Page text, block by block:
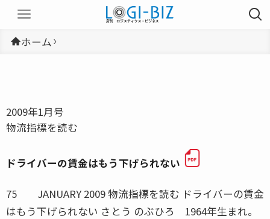
ホーム
2009年1月号
物流指標を読む
ドライバーの賃金はもう下げられない
75 JANUARY 2009 物流指標を読む ドライバーの賃金
はもう下げられない さとう のぶひろ 1964年生まれ。